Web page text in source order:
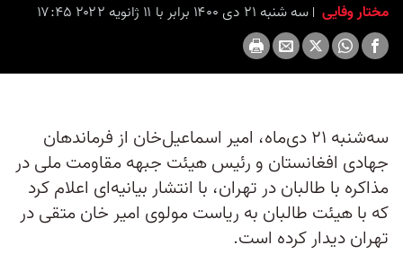
مختار وفایی سه شنبه ۲۱ دی ۱۴۰۰ برابر با ۱۱ ژانویه ۲۰۲۲ ۱۷:۴۵
سه‌شنبه ۲۱ دی‌ماه، امیر اسماعیل‌خان از فرماندهان
جهادی افغانستان و رئیس هیئت جبهه مقاومت ملی در
مذاکره با طالبان در تهران، با انتشار بیانیه‌ای اعلام کرد
که با هیئت طالبان به ریاست مولوی امیر خان متقی در
تهران دیدار کرده‌ است.